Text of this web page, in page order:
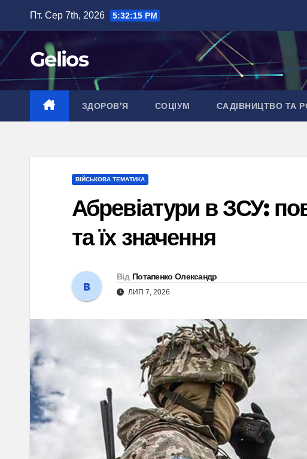
вмісту
Пт. Сер 7th, 2026 5:32:16 PM
Gelios
ЗДОРОВ’Я СОЦІУМ САДІВНИЦТВО ТА
ВІЙСЬКОВА ТЕМАТИКА
Абревіатури в ЗСУ:
та їх значення
Від Потапенко Олександр
ЛИП 7, 2026